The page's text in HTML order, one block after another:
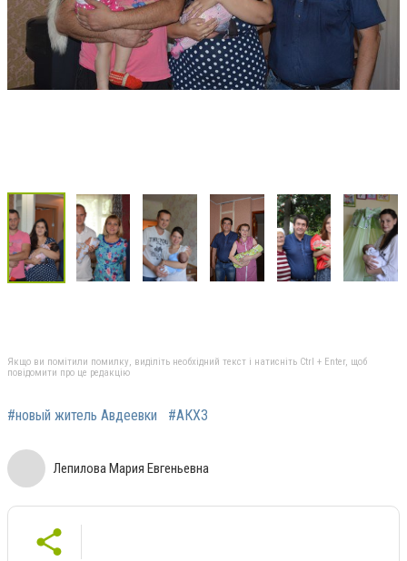
Якщо ви помітили помилку, виділіть необхідний текст і натисніть Ctrl + Enter, щоб
повідомити про це редакцію
#новый житель Авдеевки #АКХЗ
Лепилова Мария Евгеньевна